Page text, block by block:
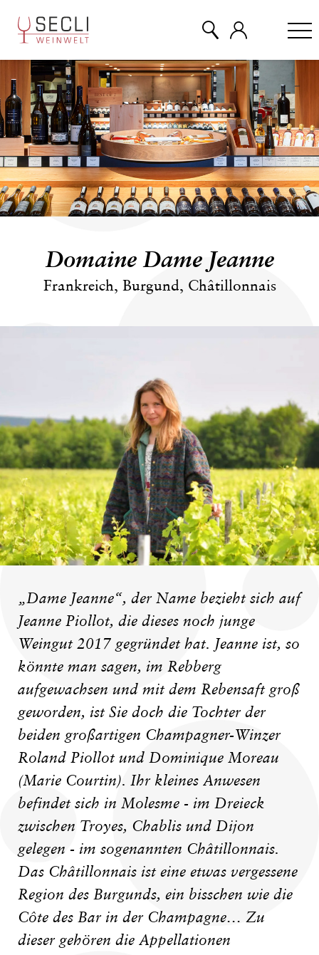
Domaine Dame Jeanne
Frankreich, Burgund, Châtillonnais
„Dame Jeanne“, der Name bezieht sich auf
Jeanne Piollot, die dieses noch junge
Weingut 2017 gegründet hat. Jeanne ist, so
könnte man sagen, im Rebberg
aufgewachsen und mit dem Rebensaft groß
geworden, ist Sie doch die Tochter der
beiden großartigen Champagner-Winzer
Roland Piollot und Dominique Moreau
(Marie Courtin). Ihr kleines Anwesen
befindet sich in Molesme - im Dreieck
zwischen Troyes, Chablis und Dijon
gelegen - im sogenannten Châtillonnais.
Das Châtillonnais ist eine etwas vergessene
Region des Burgunds, ein bisschen wie die
Côte des Bar in der Champagne… Zu
dieser gehören die Appellationen
WEINE
CHAMPAGNER
& MEHR
ÜBER UNS